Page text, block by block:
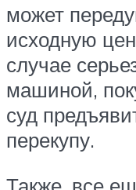
может
исходную
случае
машиной,
суд
перекупу.